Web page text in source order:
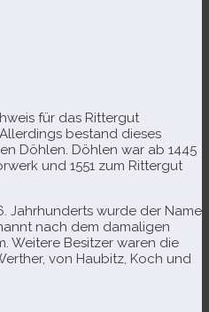
für das Rittergut
bestand die­ses
Döhlen. Döhlen war ab 1445
und 1551 zum Rittergut
Jahrhunderts wurde der Name
nach dem dama­li­gen
Weitere Besitzer waren die
von Haubitz, Koch und